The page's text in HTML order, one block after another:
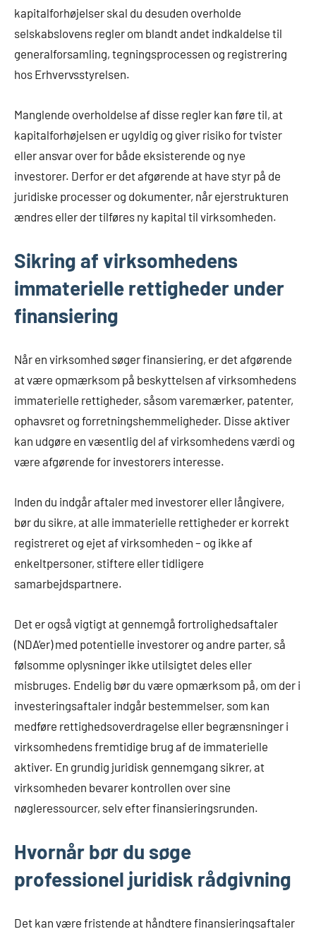
kapitalforhøjelser skal du desuden overholde
selskabslovens regler om blandt andet indkaldelse til
generalforsamling, tegningsprocessen og registrering
hos Erhvervsstyrelsen.
Manglende overholdelse af disse regler kan føre til, at
kapitalforhøjelsen er ugyldig og giver risiko for tvister
eller ansvar over for både eksisterende og nye
investorer. Derfor er det afgørende at have styr på de
juridiske processer og dokumenter, når ejerstrukturen
ændres eller der tilføres ny kapital til virksomheden.
Sikring af virksomhedens
immaterielle rettigheder under
finansiering
Når en virksomhed søger finansiering, er det afgørende
at være opmærksom på beskyttelsen af virksomhedens
immaterielle rettigheder, såsom varemærker, patenter,
ophavsret og forretningshemmeligheder. Disse aktiver
kan udgøre en væsentlig del af virksomhedens værdi og
være afgørende for investorers interesse.
Inden du indgår aftaler med investorer eller långivere,
bør du sikre, at alle immaterielle rettigheder er korrekt
registreret og ejet af virksomheden – og ikke af
enkeltpersoner, stiftere eller tidligere
samarbejdspartnere.
Det er også vigtigt at gennemgå fortrolighedsaftaler
(NDA’er) med potentielle investorer og andre parter, så
følsomme oplysninger ikke utilsigtet deles eller
misbruges. Endelig bør du være opmærksom på, om der i
investeringsaftaler indgår bestemmelser, som kan
medføre rettighedsoverdragelse eller begrænsninger i
virksomhedens fremtidige brug af de immaterielle
aktiver. En grundig juridisk gennemgang sikrer, at
virksomheden bevarer kontrollen over sine
nøgleressourcer, selv efter finansieringsrunden.
Hvornår bør du søge
professionel juridisk rådgivning
Det kan være fristende at håndtere finansieringsaftaler